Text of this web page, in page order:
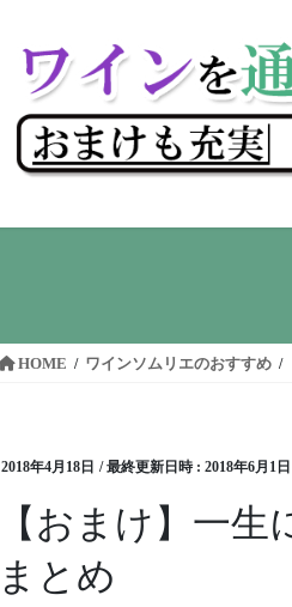
HOME ワインソムリエのおすすめ
2018年4月18日 / 最終更新日時 : 2018年6月1日
【おまけ】一
まとめ